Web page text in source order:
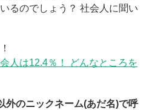
るのでしょう？ 社会人に聞い
人は12.4％！ どんなところを
外のニックネーム(あだ名)で呼